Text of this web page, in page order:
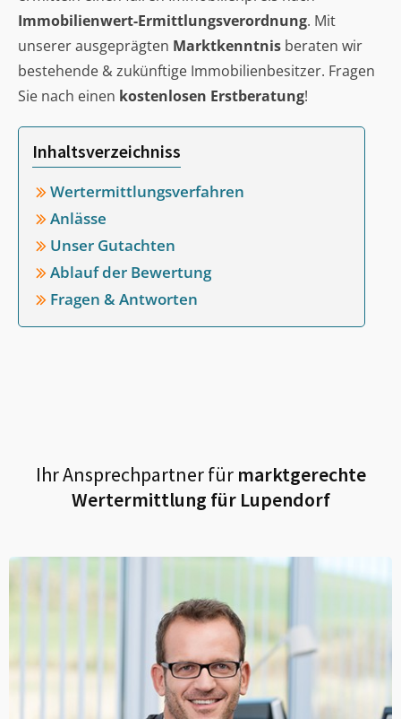
Immobilienwert-Ermittlungsverordnung. Mit
unserer ausgeprägten Marktkenntnis beraten wir
bestehende & zukünftige Immobilienbesitzer. Fragen
Sie nach einen kostenlosen Erstberatung!
Inhaltsverzeichniss
Wertermittlungsverfahren
Anlässe
Unser Gutachten
Ablauf der Bewertung
Fragen & Antworten
Ihr Ansprechpartner fürmarktgerechte
Wertermittlung für Lupendorf